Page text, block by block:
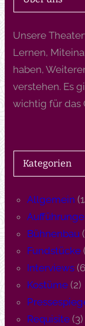
Unsere
Lernen,
haben,
verstehen. Es
wichtig für das
Kategorien
Allgemein
Bühnenbau
Fundstücke
Interviews
Kostüme(2)
Requisite(3)